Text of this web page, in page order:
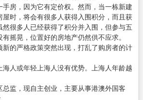
房，因为它有定价权。然而，当一栋新建
时，将会有很多人获得入围积分，而且获
很多人已经获得了积分并入围，但参与五
摇晃，位置好的房地产仍然供不应求。
的严格政策突然出现，打乱了购房者的计
人或年轻上海人没有优势。上海人年龄越
监，现自主创业，主要从事港澳外国客